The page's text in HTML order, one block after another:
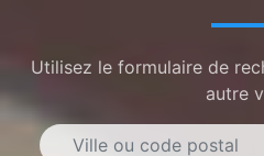
Utilisez le formulaire de
autre